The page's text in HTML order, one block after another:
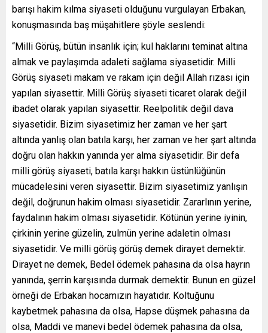
barışı hakim kılma siyaseti olduğunu vurgulayan Erbakan,
konuşmasında baş müşahitlere şöyle seslendi:
“Milli Görüş, bütün insanlık için; kul haklarını teminat altına
almak ve paylaşımda adaleti sağlama siyasetidir. Milli
Görüş siyaseti makam ve rakam için değil Allah rızası için
yapılan siyasettir. Milli Görüş siyaseti ticaret olarak değil
ibadet olarak yapılan siyasettir. Reelpolitik değil dava
siyasetidir. Bizim siyasetimiz her zaman ve her şart
altında yanlış olan batıla karşı, her zaman ve her şart altında
doğru olan hakkın yanında yer alma siyasetidir. Bir defa
milli görüş siyaseti, batıla karşı hakkın üstünlüğünün
mücadelesini veren siyasettir. Bizim siyasetimiz yanlışın
değil, doğrunun hakim olması siyasetidir. Zararlının yerine,
faydalının hakim olması siyasetidir. Kötünün yerine iyinin,
çirkinin yerine güzelin, zulmün yerine adaletin olması
siyasetidir. Ve milli görüş görüş demek dirayet demektir.
Dirayet ne demek, Bedel ödemek pahasına da olsa hayrın
yanında, şerrin karşısında durmak demektir. Bunun en güzel
örneği de Erbakan hocamızın hayatıdır. Koltuğunu
kaybetmek pahasına da olsa, Hapse düşmek pahasına da
olsa, Maddi ve manevi bedel ödemek pahasına da olsa,